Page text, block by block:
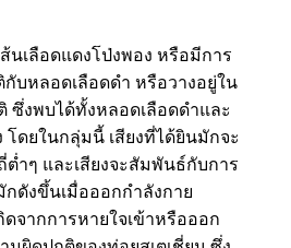
ส้นเลือดแดงโป่งพอง หรือมีการ
กับหลอดเลือดดำ หรือวางอยู่ใน
ิ ซึ่งพบได้ทั้งหลอดเลือดดำและ
โดยในกลุ่มนี้ เสียงที่ได้ยินมักจะ
ต่ำๆ และเสียงจะสัมพันธ์กับการ
กดังขึ้นเมื่อออกกำลังกาย
ดจากการหายใจเข้าหรือออก